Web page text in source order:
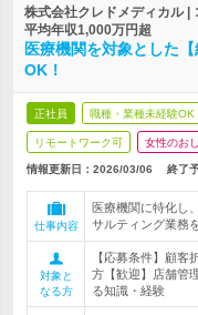
株式会社クレドメディカル |
平均年収1,000万円超
医療機関を対象とした
OK！
正社員 職種・業種未経験OK
リモートワーク可 女性のお
情報更新日：2026/03/06 終了
仕事内容
医療機関に特化し
サルティング業務
対象と
なる方
【応募条件】顧客
方【歓迎】店舗管
る知識・経験